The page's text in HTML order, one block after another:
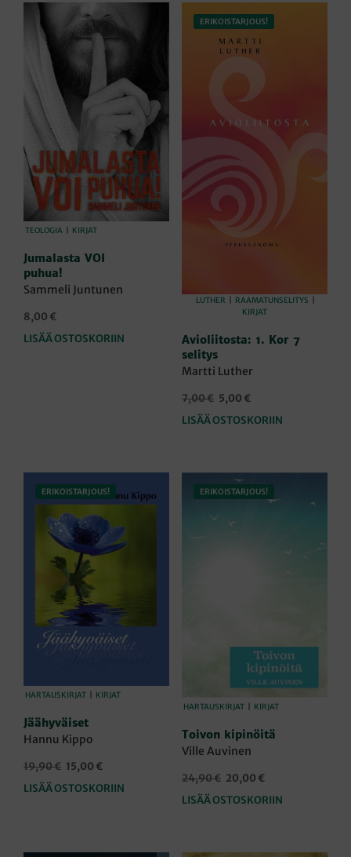
TEOLOGIA KIRJAT
Jumalasta VOI
puhua!
Sammeli Juntunen
8,00 €
LISÄÄ OSTOSKORIIN
ERIKOISTARJOUS!
LUTHER RAAMATUNSELITYS
KIRJAT
Avioliitosta: 1. Kor 7
selitys
Martti Luther
7,00€ Alkuperäinen
oli:
5,00 €Nykyinen
on:
LISÄÄ OSTOSKORIIN
ERIKOISTARJOUS!
HARTAUSKIRJAT KIRJAT
Jäähyväiset
Hannu Kippo
19,90€ Alkuperäinen
hinta
oli:
15,00 €Nykyinen
hinta
on:
LISÄÄ OSTOSKORIIN
ERIKOISTARJOUS!
HARTAUSKIRJAT KIRJAT
Toivon kipinöitä
Ville Auvinen
24,90€ Alkuperäinen
oli:
20,00 €Nykyinen
on:
LISÄÄ OSTOSKORIIN